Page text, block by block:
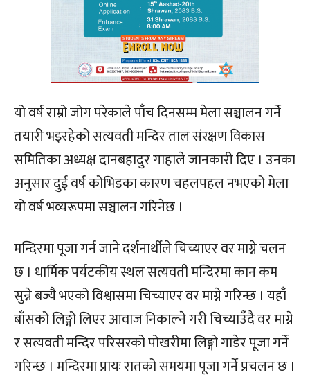
यो वर्ष राम्रो जोग परेकाले पाँच दिनसम्म मेला सञ्चालन गर्ने
तयारी भइरहेको सत्यवती मन्दिर ताल संरक्षण विकास
समितिका अध्यक्ष दानबहादुर गाहाले जानकारी दिए । उनका
अनुसार दुई वर्ष कोभिडका कारण चहलपहल नभएको मेला
यो वर्ष भव्यरूपमा सञ्चालन गरिनेछ ।
मन्दिरमा पूजा गर्न जाने दर्शनार्थीले चिच्याएर वर माग्ने चलन
छ । धार्मिक पर्यटकीय स्थल सत्यवती मन्दिरमा कान कम
सुन्ने बज्यै भएको विश्वासमा चिच्याएर वर माग्ने गरिन्छ । यहाँ
बाँसको लिङ्गो लिएर आवाज निकाल्ने गरी चिच्याउँदै वर माग्ने
र सत्यवती मन्दिर परिसरको पोखरीमा लिङ्गो गाडेर पूजा गर्ने
गरिन्छ । मन्दिरमा प्रायः रातको समयमा पूजा गर्ने प्रचलन छ ।